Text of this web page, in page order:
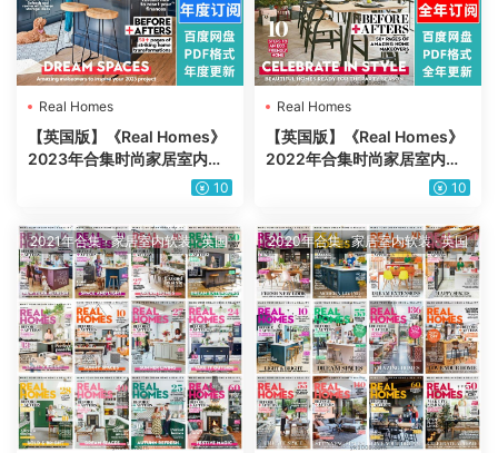
Real Homes
【英国版】《Real Homes》
2023年合集时尚家居室内改
造装修布局设计方案规划建议
10
Real Homes
【英国版】《Real Homes》
2022年合集时尚家居室内改
造装修布局设计方案规划建议
10
2021年合集·家居室内软装·英国 2020年合集·家居室内软装·英国